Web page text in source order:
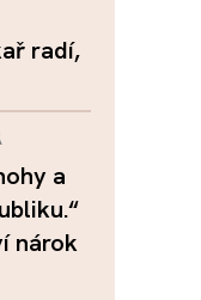
radí,
a
nárok